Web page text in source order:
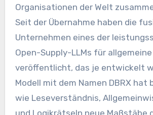
Organisationen der Welt
Seit der Übernahme haben die
Unternehmen eines der
Open-Supply-LLMs für
veröffentlicht, das je entwickelt
Modell mit dem Namen DBRX hat
wie Leseverständnis,